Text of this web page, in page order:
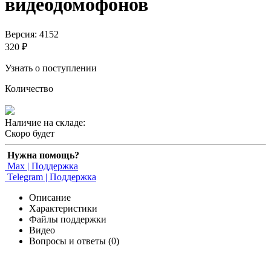
видеодомофонов
Версия: 4152
320 ₽
Узнать о поступлении
Количество
Наличие на складе:
Скоро будет
Нужна помощь?
Max | Поддержка
Telegram | Поддержка
Описание
Характеристики
Файлы поддержки
Видео
Вопросы и ответы (0)